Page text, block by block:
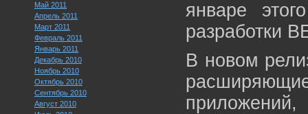
Май 2011
Апрель 2011
Март 2011
Февраль 2011
Январь 2011
Декабрь 2010
Ноябрь 2010
Октябрь 2010
Сентябрь 2010
Август 2010
январе
разработки
В новом